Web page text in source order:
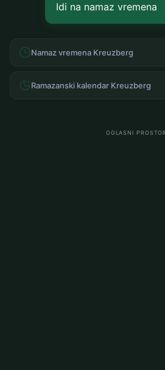
Idi na namaz vremena
Namaz vremena Kreuzberg
Ramazanski kalendar Kreuzberg
OGLASNI PROSTOR